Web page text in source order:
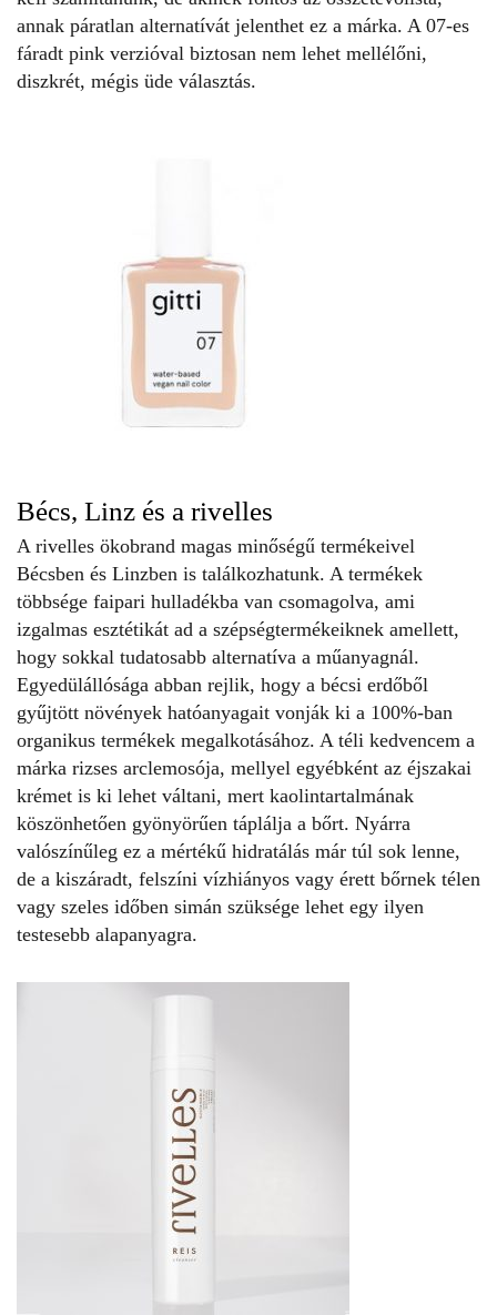
annak páratlan alternatívát jelenthet ez a márka. A 07-es
fáradt pink verzióval biztosan nem lehet mellélőni,
diszkrét, mégis üde választás.
Bécs, Linz és a rivelles
A rivelles ökobrand magas minőségű termékeivel
Bécsben és Linzben is találkozhatunk. A termékek
többsége faipari hulladékba van csomagolva, ami
izgalmas esztétikát ad a szépségtermékeiknek amellett,
hogy sokkal tudatosabb alternatíva a műanyagnál.
Egyedülállósága abban rejlik, hogy a bécsi erdőből
gyűjtött növények hatóanyagait vonják ki a 100%-ban
organikus termékek megalkotásához. A téli kedvencem a
márka rizses arclemosója, mellyel egyébként az éjszakai
krémet is ki lehet váltani, mert kaolintartalmának
köszönhetően gyönyörűen táplálja a bőrt. Nyárra
valószínűleg ez a mértékű hidratálás már túl sok lenne,
de a kiszáradt, felszíni vízhiányos vagy érett bőrnek télen
vagy szeles időben simán szüksége lehet egy ilyen
testesebb alapanyagra.